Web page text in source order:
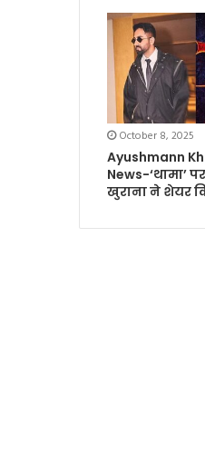
October 8, 2025
Ayushmann
News-‘थामा’
खुराना ने शेयर